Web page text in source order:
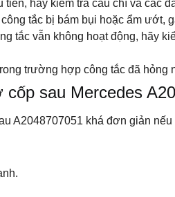
tiên, hãy kiểm tra cầu chì và các
tắc bị bám bụi hoặc ẩm ướt,
tắc vẫn không hoạt động, hãy
trường hợp công tắc đã hỏng
sau Mercedes
A2048707051 khá đơn giản